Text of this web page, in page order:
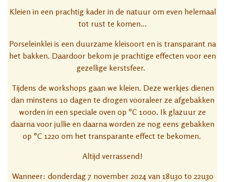
Kleien in een prachtig kader in de natuur om even helemaal
tot rust te komen...
Porseleinklei is een duurzame kleisoort en is transparant na
het bakken. Daardoor bekom je prachtige effecten voor een
gezellige kerstsfeer.
Tijdens de workshops gaan we kleien. Deze werkjes dienen
dan minstens 10 dagen te drogen vooraleer ze afgebakken
worden in een speciale oven op °C 1000. Ik glazuur ze
daarna voor jullie en daarna worden ze nog eens gebakken
op °C 1220 om het transparante effect te bekomen.
Altijd verrassend!
Wanneer: donderdag 7 november 2024 van 18u30 to 22u30